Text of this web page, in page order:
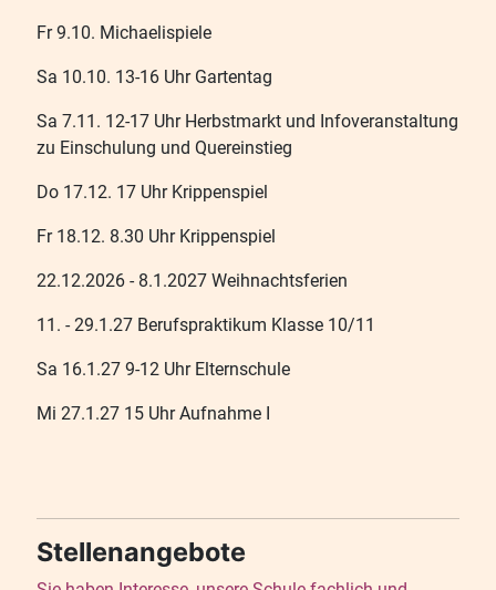
Fr 9.10. Michaelispiele
Sa 10.10. 13-16 Uhr Gartentag
Sa 7.11. 12-17 Uhr Herbstmarkt und Infoveranstaltung
zu Einschulung und Quereinstieg
Do 17.12. 17 Uhr Krippenspiel
Fr 18.12. 8.30 Uhr Krippenspiel
22.12.2026 - 8.1.2027 Weihnachtsferien
11. - 29.1.27 Berufspraktikum Klasse 10/11
Sa 16.1.27 9-12 Uhr Elternschule
Mi 27.1.27 15 Uhr Aufnahme I
Stellenangebote